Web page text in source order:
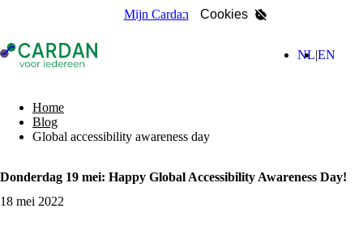
Mijn Cardan Cookies
- Home pagina
zoekenNL EN
Home
Blog
Global accessibility awareness day
Donderdag 19 mei: Happy Global Accessibility Awareness Day!
18 mei 2022